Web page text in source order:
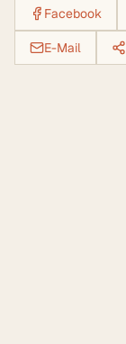
Facebook
E-Mail